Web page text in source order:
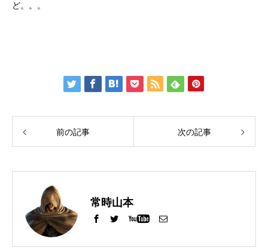
ど。。。
前の記事 次の記事
常時山本